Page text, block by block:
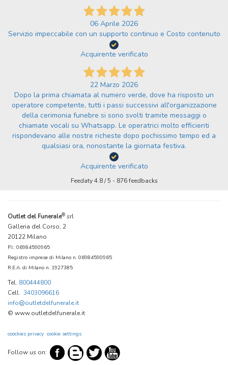
06 Aprile 2026
Servizio impeccabile con un supporto continuo e Costo contenuto
Acquirente verificato
22 Marzo 2026
Dopo la prima chiamata al numero verde, dove ha risposto un
operatore competente, tutti i passi successivi all'organizzazione
della cerimonia funebre si sono svolti tramite messaggi o
chiamate vocali su Whatsapp. Le operatrici molto efficienti
rispondevano alle nostre richeste dopo pochissimo tempo ed a
qualsiasi ora, nonostante la giornata festiva.
Acquirente verificato
Feedaty4.8/5 - 876feedbacks
Outlet del Funerale® srl
Galleria del Corso, 2
20122 Milano
P.I.: 06984590965
Registro imprese di Milano n. 06984590965
R.E.A. di Milano n. 1927385
Tel. 800444800
Cell. 3403096616
info@outletdelfunerale.it
© www.outletdelfunerale.it
coockies privacy cookie settings
Follow us on: